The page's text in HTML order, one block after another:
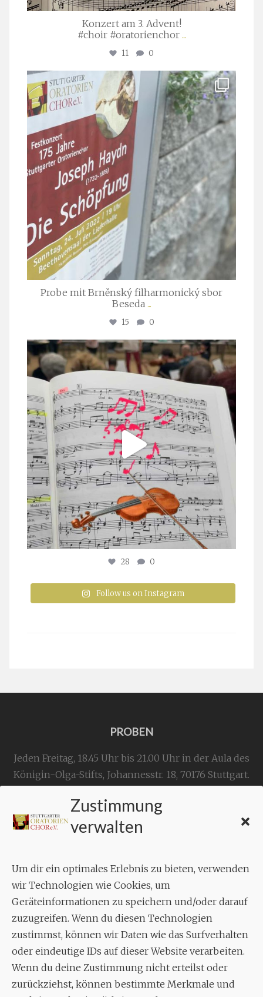
Zustimmung
verwalten
Um dir ein optimales Erlebnis zu bieten, verwenden
wir Technologien wie Cookies, um
Geräteinformationen zu speichern und/oder darauf
zuzugreifen. Wenn du diesen Technologien
zustimmst, können wir Daten wie das Surfverhalten
oder eindeutige IDs auf dieser Website verarbeiten.
Wenn du deine Zustimmung nicht erteilst oder
zurückziehst, können bestimmte Merkmale und
Konzert am 3. Advent!
#choir #oratorienchor ...
11 0
stuttgarter_oratorienchor
Juli 23
Probe mit Brněnský filharmonický sbor
Beseda ...
15 0
stuttgarter_oratorienchor
Juli 23
28 0
Follow us on Instagram
PROBEN
Jeden Freitag, 18.45 Uhr bis 21.00 Uhr in der Aula des
Königin-Olga-Stifts, Johannesstr. 18, 70176 Stuttgart.
KONTAKT
Geschäftsstelle:
Aixheimer Str. 18
70619 Stuttgart
MUSIK
Musikalischer Leiter:
Enrico Trummer
Tel.+49 (0)177 / 34 23 57 1